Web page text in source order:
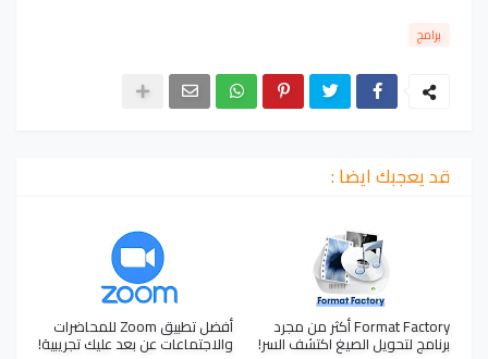
برامج
قد يعجبك ايضا :
Format Factory أكثر من مجرد
برنامج لتحويل الصيغ اكتشف السر!
أفضل تطبيق Zoom للمحاضرات
والاجتماعات عن بعد عليك تجريبية!